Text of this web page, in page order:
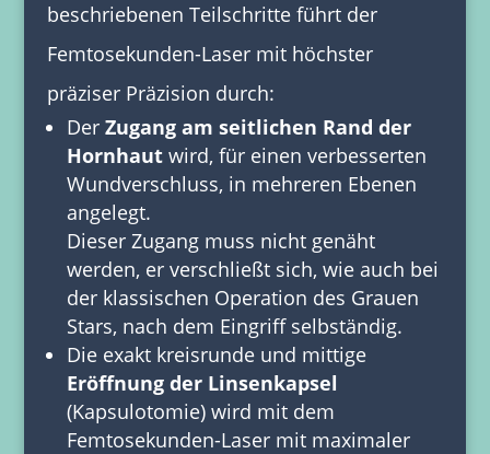
beschriebenen Teilschritte führt der
Femtosekunden-Laser mit höchster
präziser Präzision durch:
Der Zugang am seitlichen Rand der
Hornhautwird, für einen verbesserten
Wundverschluss, in mehreren Ebenen
angelegt.
Dieser Zugang muss nicht genäht
werden, er verschließt sich, wie auch bei
der klassischen Operation des Grauen
Stars, nach dem Eingriff selbständig.
Die exakt kreisrunde und mittige
Eröffnung der Linsenkapsel
(Kapsulotomie) wird mit dem
Femtosekunden-Laser mit maximaler